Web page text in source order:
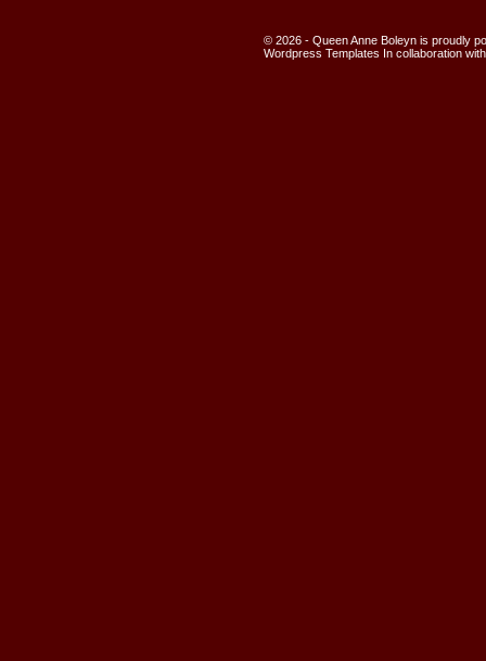
© 2026 - Queen Anne Boleyn is proudly
Wordpress Templates In collaboration